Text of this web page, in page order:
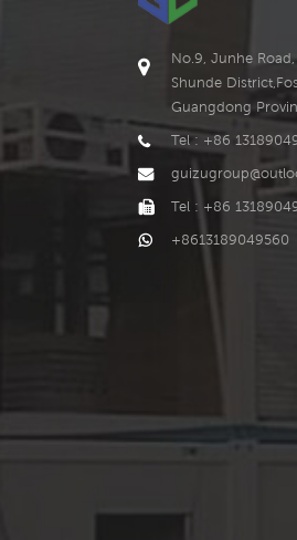
No.9, Junhe
Shunde
Guangdong
Tel : +86
Tel : +86
+8613189049560